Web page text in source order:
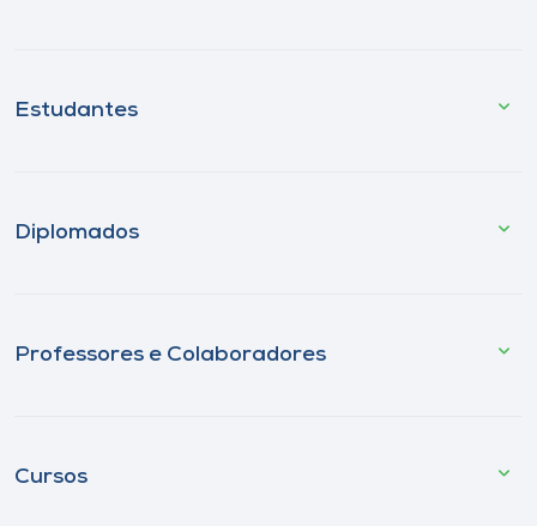
Estudantes
Diplomados
Professores e Colaboradores
Cursos